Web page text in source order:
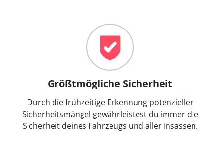
Größtmögliche Sicherheit
Durch die frühzeitige Erkennung potenzieller
Sicherheitsmängel gewährleistest du immer die
Sicherheit deines Fahrzeugs und aller Insassen.